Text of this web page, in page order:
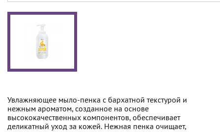
Увлажняющее мыло-пенка с бархатной текстурой и
нежным ароматом, созданное на основе
высококачественных компонентов, обеспечивает
деликатный уход за кожей. Нежная пенка очищает,